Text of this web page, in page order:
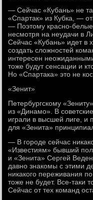
— Сейчас «Кубань» не
«Спартак» из Кубка, —
— Поэтому красно-белые
несмотря на неудачи в
Сейчас «Кубань» идет в
создать сложностей
интересен
тоже будут сенсации и
Но «Спартака» это не
«Зенит»
Петербургскому
из «Динамо». В
играли в высшей лиге, и
для «Зенита»
— В городе сейчас
«Известиям» бывший
и «Зенита» Сергей
давно знакомы с этими
никакого переживания
тоже не будет. Все-таки
Сейчас от тех команд